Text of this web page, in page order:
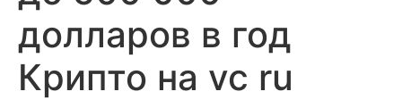
долларов в год
Крипто на vc ru